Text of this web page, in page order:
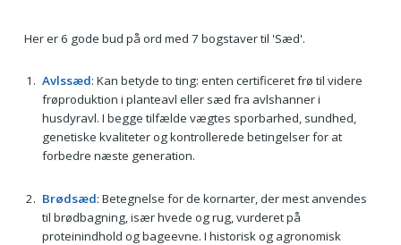
Her er 6 gode bud på ord med 7 bogstaver til 'Sæd'.
Avlssæd: Kan betyde to ting: enten certificeret frø til videre
frøproduktion i planteavl eller sæd fra avlshanner i
husdyravl. I begge tilfælde vægtes sporbarhed, sundhed,
genetiske kvaliteter og kontrollerede betingelser for at
forbedre næste generation.
Brødsæd: Betegnelse for de kornarter, der mest anvendes
til brødbagning, især hvede og rug, vurderet på
proteinindhold og bageevne. I historisk og agronomisk